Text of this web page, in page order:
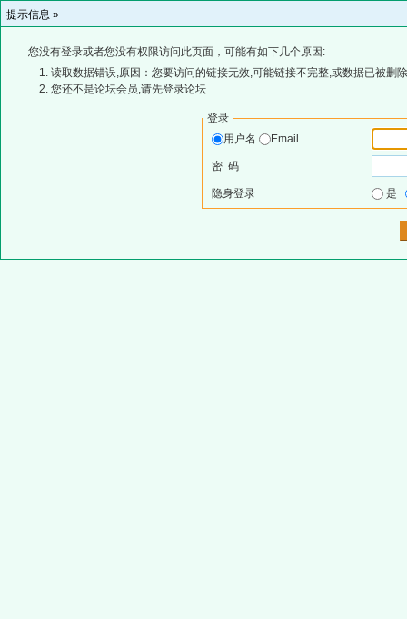
提示信息 »
您没有登录或者您没有权限访问此页面，可能有如下几个原因:
读取数据错误,原因：您要访问的链接无效,可能链接不完整,或数据已被删
您还不是论坛会员,请先登录论坛
登录
用户名
Email
密 码
隐身登录 是